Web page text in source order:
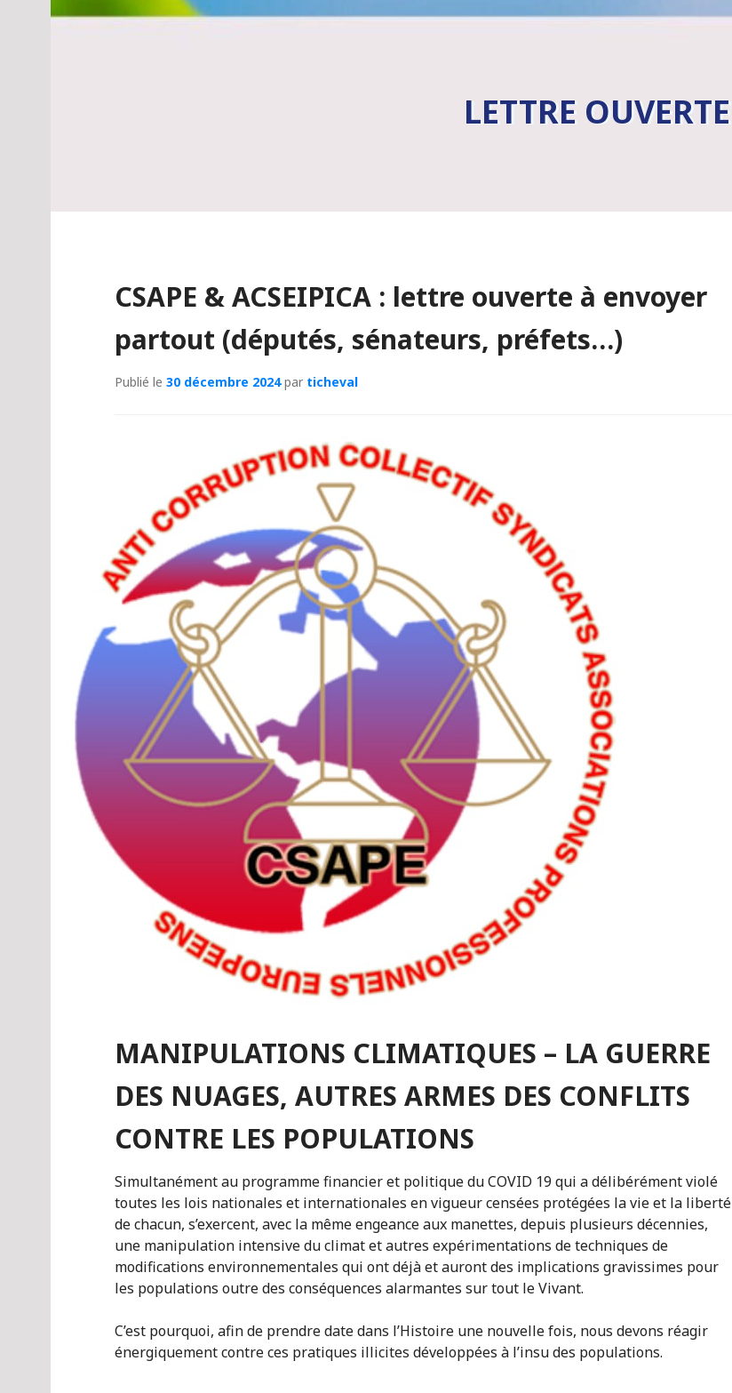
LETTRE OUVERTE
CSAPE & ACSEIPICA : lettre ouverte à envoyer
partout (députés, sénateurs, préfets…)
Publié le 30 décembre 2024par ticheval
MANIPULATIONS CLIMATIQUES – LA GUERRE
DES NUAGES, AUTRES ARMES DES CONFLITS
CONTRE LES POPULATIONS
Simultanément au programme financier et politique du COVID 19 qui a délibérément violé
toutes les lois nationales et internationales en vigueur censées protégées la vie et la liberté
de chacun, s’exercent, avec la même engeance aux manettes, depuis plusieurs décennies,
une manipulation intensive du climat et autres expérimentations de techniques de
modifications environnementales qui ont déjà et auront des implications gravissimes pour
les populations outre des conséquences alarmantes sur tout le Vivant.
C’est pourquoi, afin de prendre date dans l’Histoire une nouvelle fois, nous devons réagir
énergiquement contre ces pratiques illicites développées à l’insu des populations.